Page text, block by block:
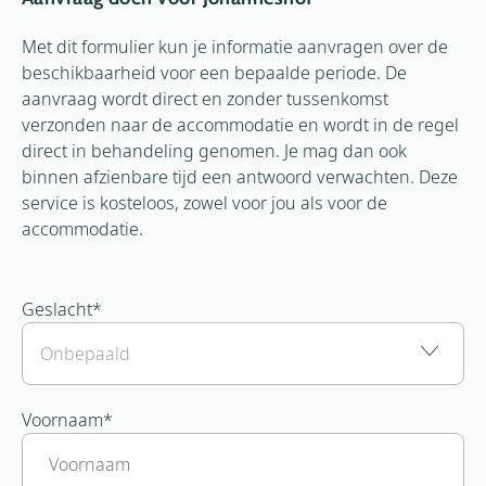
Met dit formulier kun je informatie aanvragen over de
beschikbaarheid voor een bepaalde periode. De
aanvraag wordt direct en zonder tussenkomst
verzonden naar de accommodatie en wordt in de regel
direct in behandeling genomen. Je mag dan ook
binnen afzienbare tijd een antwoord verwachten. Deze
service is kosteloos, zowel voor jou als voor de
accommodatie.
Geslacht*
Voornaam*